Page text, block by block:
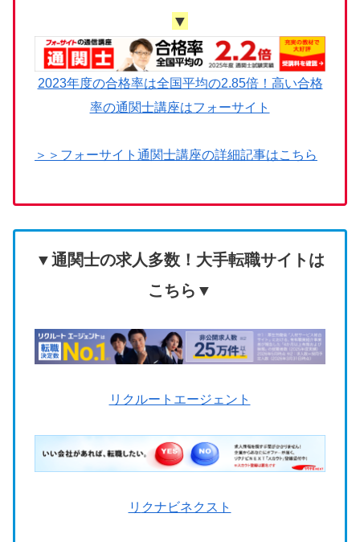
▼
2023年度の合格率は全国平均の2.85倍！高い合格
率の通関士講座はフォーサイト
＞＞フォーサイト通関士講座の詳細記事はこちら
▼通関士の求人多数！大手転職サイトは
こちら▼
リクルートエージェント
リ クナビネクスト